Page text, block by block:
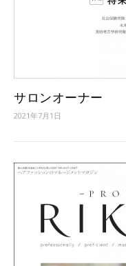
サロンオーナー
2021年7月1日